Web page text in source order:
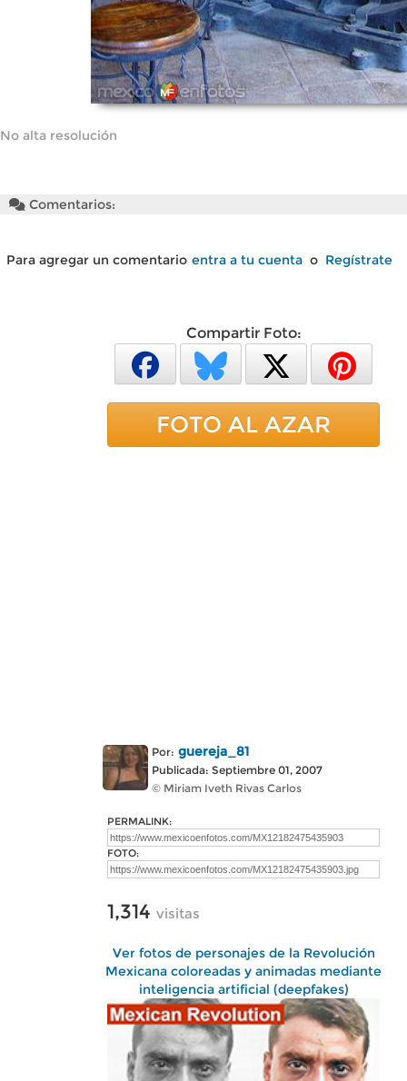
No alta resolución
Comentarios:
Para agregar un comentario entra a tu cuenta o Regístrate
Compartir Foto:
FOTO AL AZAR
Por: guereja_81
Publicada: Septiembre 01, 2007
© Miriam Iveth Rivas Carlos
PERMALINK:
FOTO:
1,314 visitas
Ver fotos de personajes de la Revolución
Mexicana coloreadas y animadas mediante
inteligencia artificial (deepfakes)